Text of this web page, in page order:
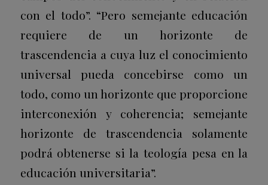
con el todo”. “Pero semejante educación
requiere de un horizonte de
trascendencia a cuya luz el conocimiento
universal pueda concebirse como un
todo, como un horizonte que proporcione
interconexión y coherencia; semejante
horizonte de trascendencia solamente
podrá obtenerse si la teología pesa en la
educación universitaria”.